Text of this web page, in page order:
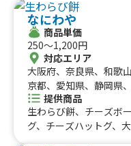
福岡県 佐賀県
沖縄のケータリング
沖縄県
#りんご飴・フルーツ飴
#アサイーボウル
宮崎県、鹿児島県
モネード、コーラ、コ
ール、酎ハイレモン、
き氷、かき氷、たこ焼
なにわや
商品単価
250〜1,200円
対応エリア
大阪府、奈良県、和歌
京都、愛知県、静岡県
県、岡山県、広島県、
高知県
提供商品
生わらび餅、チーズボ
グ、チーズハットグ、